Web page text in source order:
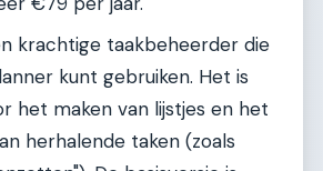
krachtige taakbeheerder die
kunt gebruiken. Het is
het maken van lijstjes en het
herhalende taken (zoals